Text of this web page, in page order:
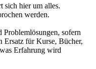
sich hier um alles.
werden.
sofern
Ersatz für Kurse, Bücher,
Erfahrung wird